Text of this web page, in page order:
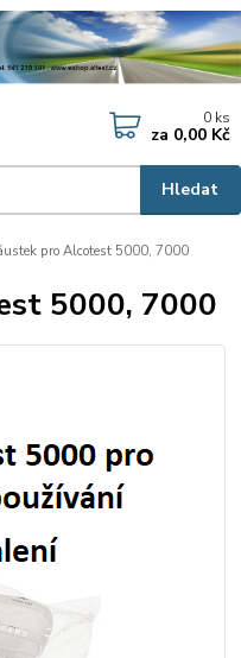
Hledat
0 ks
za 0,00 Kč
pro Alcotest 5000, 7000
5000, 7000